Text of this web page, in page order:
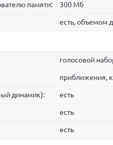
памяти: 300 Мб
есть, объемом
голосовой
приближения,
динамик): есть
есть
есть